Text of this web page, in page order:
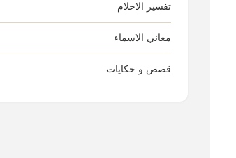
تفسير الاحلام
معاني الاسماء
قصص و حكايات